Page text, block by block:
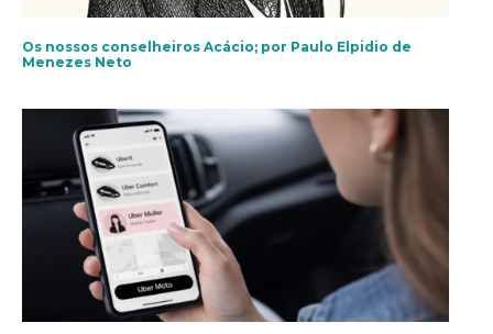
Os nossos conselheiros Acácio; por Paulo Elpidio de
Menezes Neto